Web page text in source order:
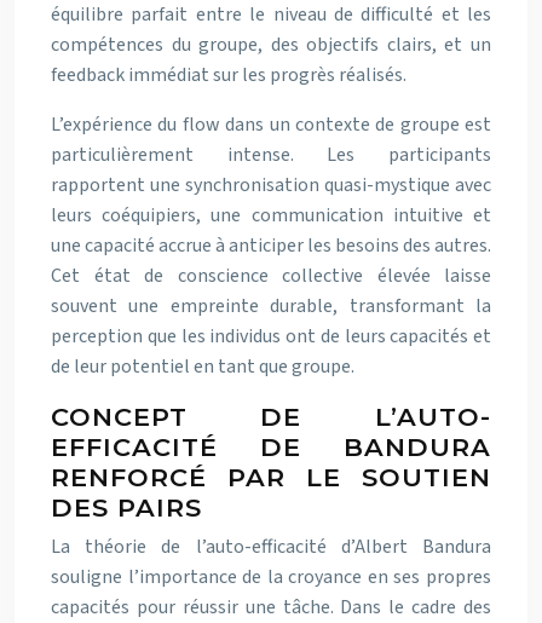
équilibre parfait entre le niveau de difficulté et les
compétences du groupe, des objectifs clairs, et un
feedback immédiat sur les progrès réalisés.
L’expérience du flow dans un contexte de groupe est
particulièrement intense. Les participants
rapportent une synchronisation quasi-mystique avec
leurs coéquipiers, une communication intuitive et
une capacité accrue à anticiper les besoins des autres.
Cet état de conscience collective élevée laisse
souvent une empreinte durable, transformant la
perception que les individus ont de leurs capacités et
de leur potentiel en tant que groupe.
CONCEPT DE L’AUTO-
EFFICACITÉ DE BANDURA
RENFORCÉ PAR LE SOUTIEN
DES PAIRS
La théorie de l’auto-efficacité d’Albert Bandura
souligne l’importance de la croyance en ses propres
capacités pour réussir une tâche. Dans le cadre des